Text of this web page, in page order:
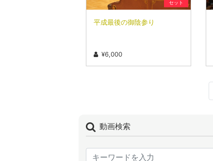
セット
平成最後の御陰参り
¥6,000
動画検索